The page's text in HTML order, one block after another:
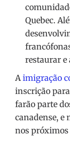
Quebec.
restaurar e
Aimigração
inscrição
farão parte
canadense, e
nos próximos